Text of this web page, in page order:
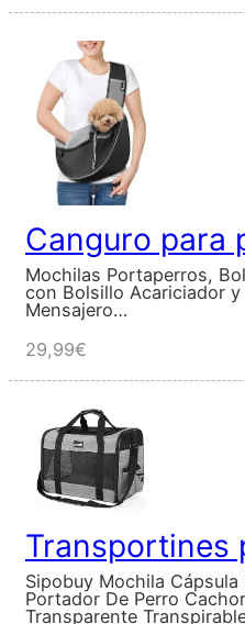
Canguro para
Mochilas Portaperros,
con Bolsillo Acariciador
Mensajero…
29,99€
Transportines
Sipobuy Mochila
Portador De Perro
Transparente